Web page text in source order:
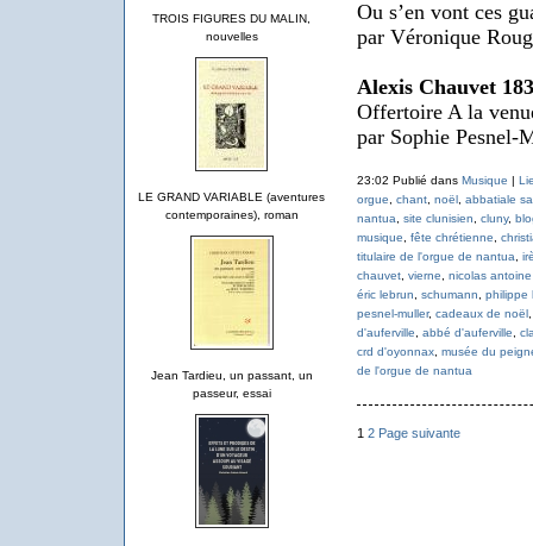
TROIS FIGURES DU MALIN,
nouvelles
LE GRAND VARIABLE (aventures
contemporaines), roman
Jean Tardieu, un passant, un
passeur, essai
Ou s’en vont ces
par Véronique
Alexis Chauvet
Offertoire A la
par Sophie Pesnel-
23:02 Publié dans Musique |
orgue
chant, noël, abbatiale
nantua
site clunisien cluny,
musique
fête chrétienne
titulaire de l'orgue de nantua
chauvet, vierne
nicolas
éric lebrun
schumann
philippe
pesnel-muller, cadeaux de noël
d'auferville
abbé d'auferville
crd d'oyonnax, musée du
de l'orgue de nantua
1 2 Page suivante